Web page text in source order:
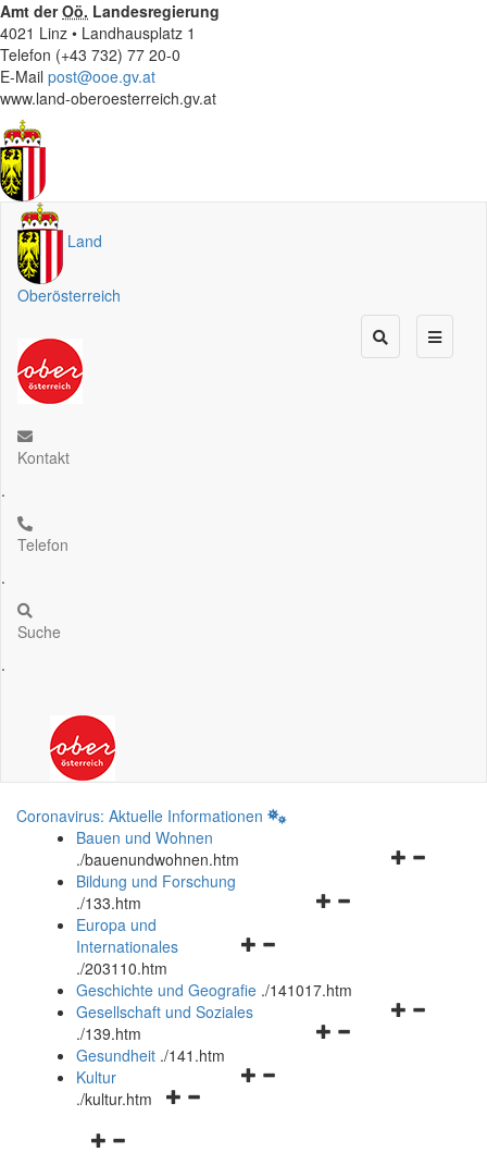
Amt derOö. Landesregierung
4021 Linz • Landhausplatz 1
Telefon (+43 732) 77 20-0
E-Mail post@ooe.gv.at
www.land-oberoesterreich.gv.at
Land
Oberösterreich
Kontakt
.
Telefon
.
Suche
.
Coronavirus: Aktuelle Informationen
Bauen und Wohnen
./bauenundwohnen.htm
Navigationsmenü
Bildung und Forschung
./133.htm
Navigationsmenü
und
schließen
Europa und
Internationales
./203110.htm
Geschichte und Geografie ./141017.htm
Navigationsmenü
Gesellschaft und Soziales
./139.htm
Navigationsmenü
Gesundheit ./141.htm
Navigationsmenü
Kultur
./kultur.htm
Navigationsmenü